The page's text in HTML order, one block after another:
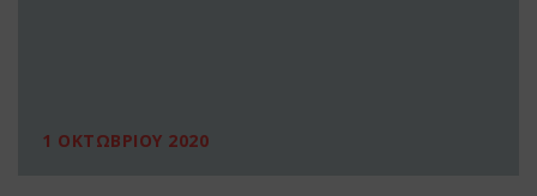
1 ΟΚΤΩΒΡΙΟΥ 2020